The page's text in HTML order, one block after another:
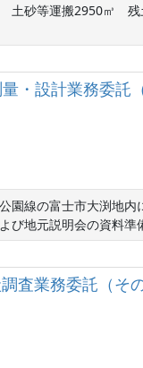
土砂等運搬2950㎥　
・設計業務委託
園線の富士市大渕地
び地元説明会の資料準
査業務委託（その